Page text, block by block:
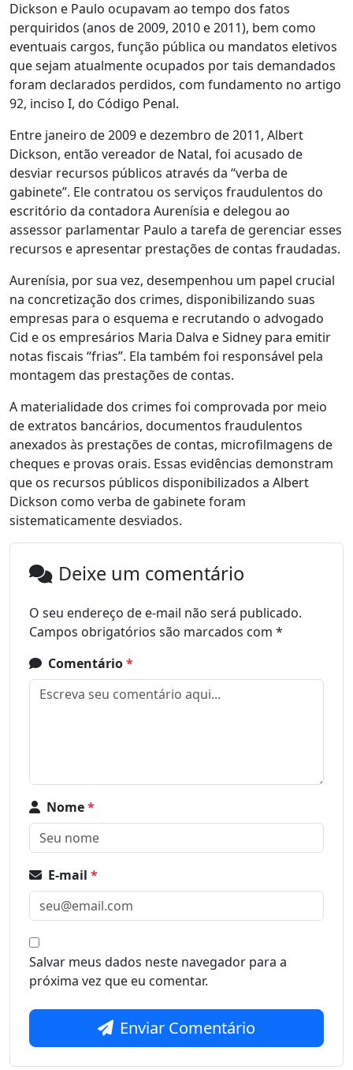
Dickson e Paulo ocupavam ao tempo dos fatos
perquiridos (anos de 2009, 2010 e 2011), bem como
eventuais cargos, função pública ou mandatos eletivos
que sejam atualmente ocupados por tais demandados
foram declarados perdidos, com fundamento no artigo
92, inciso I, do Código Penal.
Entre janeiro de 2009 e dezembro de 2011, Albert
Dickson, então vereador de Natal, foi acusado de
desviar recursos públicos através da “verba de
gabinete”. Ele contratou os serviços fraudulentos do
escritório da contadora Aurenísia e delegou ao
assessor parlamentar Paulo a tarefa de gerenciar esses
recursos e apresentar prestações de contas fraudadas.
Aurenísia, por sua vez, desempenhou um papel crucial
na concretização dos crimes, disponibilizando suas
empresas para o esquema e recrutando o advogado
Cid e os empresários Maria Dalva e Sidney para emitir
notas fiscais “frias”. Ela também foi responsável pela
montagem das prestações de contas.
A materialidade dos crimes foi comprovada por meio
de extratos bancários, documentos fraudulentos
anexados às prestações de contas, microfilmagens de
cheques e provas orais. Essas evidências demonstram
que os recursos públicos disponibilizados a Albert
Dickson como verba de gabinete foram
sistematicamente desviados.
Deixe um comentário
O seu endereço de e-mail não será publicado.
Campos obrigatórios são marcados com *
Comentário*
Nome*
E-mail *
Salvar meus dados neste navegador para a
próxima vez que eu comentar.
Enviar Comentário